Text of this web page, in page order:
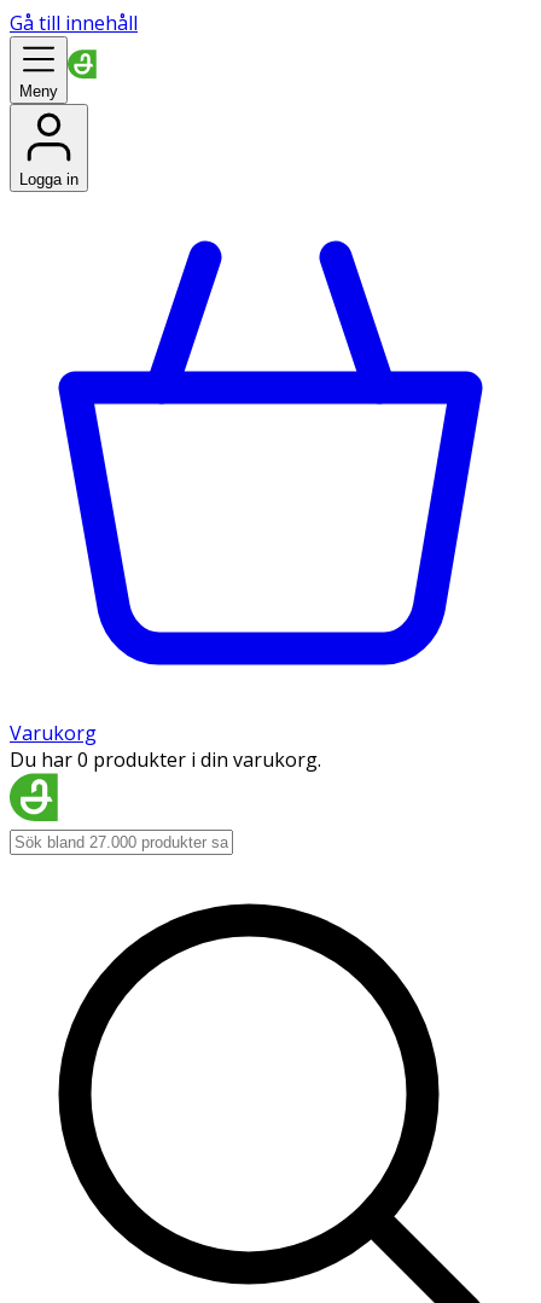
Gå till innehåll
Meny
Logga in
Varukorg
Du har 0 produkter i din varukorg.